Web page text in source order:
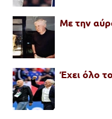
Με την
Έχει όλο